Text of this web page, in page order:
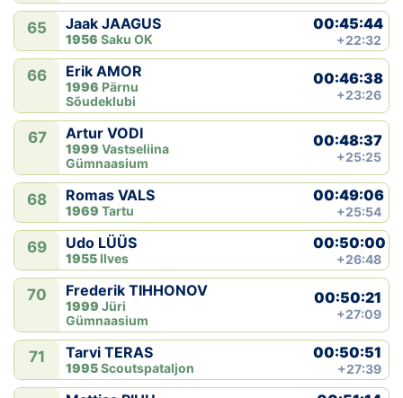
65 Jaak JAAGUS
1956 Saku OK
00:45:44
+22:32
66 Erik AMOR
1996 Pärnu
Sõudeklubi
00:46:38
+23:26
67 Artur VODI
1999 Vastseliina
Gümnaasium
00:48:37
+25:25
68 Romas VALS
1969 Tartu
00:49:06
+25:54
69 Udo LÜÜS
1955 Ilves
00:50:00
+26:48
70 Frederik TIHHONOV
1999 Jüri
Gümnaasium
00:50:21
+27:09
71 Tarvi TERAS
1995Scoutspataljon
00:50:51
+27:39